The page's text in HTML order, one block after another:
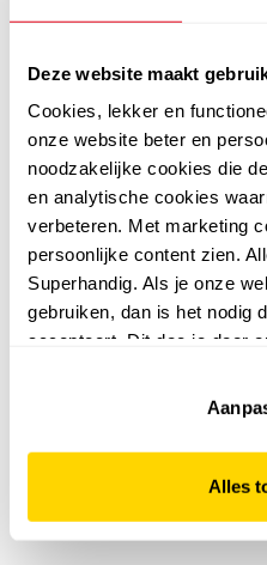
Deze website maakt
Cookies, lekker en
onze website beter en
noodzakelijke cookies die
en analytische cookies
verbeteren. Met marketing
persoonlijke content zien.
Superhandig. Als je onze
gebruiken, dan is het nodig
accepteert. Dit doe je door
website niet optimaal
Alles